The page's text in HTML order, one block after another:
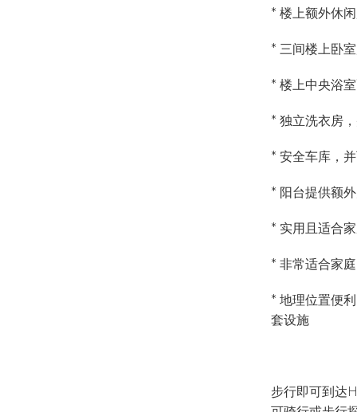
* 楼上额外休
* 三间楼上卧
* 楼上中央浴
* 独立洗衣房
* 安全车库，
* 阳台提供额
* 实用且适合
* 非常适合家
* 地理位置便
套设施
步行即可到